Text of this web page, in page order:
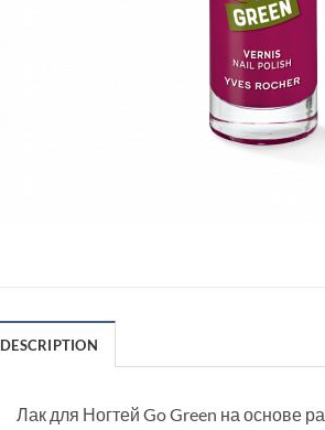
DESCRIPTION
Лак для Ногтей Go Green на основе